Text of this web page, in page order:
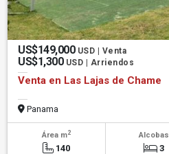
US$149,000 USD | Venta
US$1,300 USD | Arriendos
Venta en Las Lajas de Chame
Panama
Área m2
140
Alcobas
3